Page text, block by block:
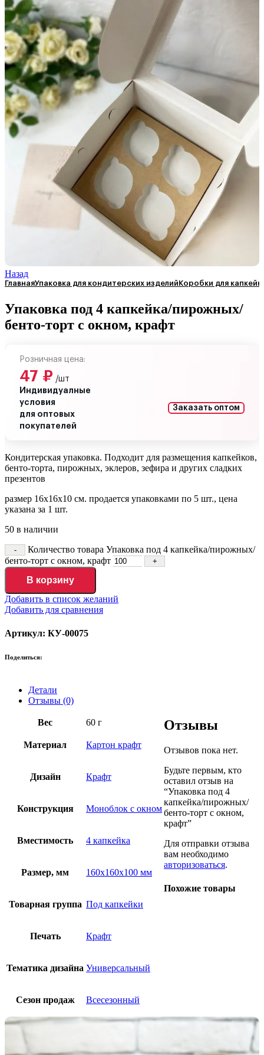
Назад
ГлавнаяУпаковка для кондитерских изделийКоробки для
Упаковка под 4 капкейка/пирожных/
бенто-торт с окном, крафт
Розничная цена:
47 ₽ /шт
Индивидуалные
условия
для оптовых
покупателей
Заказать оптом
Кондитерская упаковка. Подходит для размещения капкейков,
бенто-торта, пирожных, эклеров, зефира и других сладких
презентов
размер 16х16х10 см. продается упаковками по 5 шт., цена
указана за 1 шт.
50 в наличии
Количество товара Упаковка под 4 капкейка/пирожных/
бенто-торт с окном, крафт
В корзину
Добавить в список желаний
Добавить для сравнения
Артикул: КУ-00075
Поделиться:
Детали
Отзывы (0)
Вес 60 г
Материал Картон крафт
Дизайн Крафт
Конструкция Моноблок с окном
Вместимость 4 капкейка
Размер, мм 160х160х100 мм
Товарная группа Под капкейки
Печать Крафт
Тематика дизайна Универсальный
Сезон продаж Всесезонный
Отзывы
Отзывов пока нет.
Будьте первым, кто
оставил отзыв на
“Упаковка под 4
капкейка/пирожных/
бенто-торт с окном,
крафт”
Для отправки отзыва
вам необходимо
авторизоваться.
Похожие товары